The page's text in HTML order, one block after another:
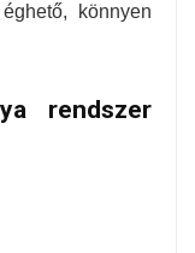
könnyen
rendszer